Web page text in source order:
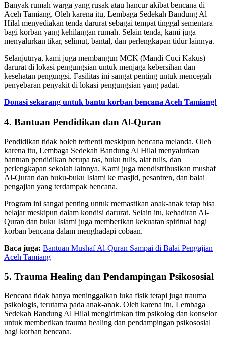
Banyak rumah warga yang rusak atau hancur akibat bencana di
Aceh Tamiang. Oleh karena itu, Lembaga Sedekah Bandung Al
Hilal menyediakan tenda darurat sebagai tempat tinggal sementara
bagi korban yang kehilangan rumah. Selain tenda, kami juga
menyalurkan tikar, selimut, bantal, dan perlengkapan tidur lainnya.
Selanjutnya, kami juga membangun MCK (Mandi Cuci Kakus)
darurat di lokasi pengungsian untuk menjaga kebersihan dan
kesehatan pengungsi. Fasilitas ini sangat penting untuk mencegah
penyebaran penyakit di lokasi pengungsian yang padat.
Donasi sekarang untuk bantu korban bencana Aceh Tamiang!
4. Bantuan Pendidikan dan Al-Quran
Pendidikan tidak boleh terhenti meskipun bencana melanda. Oleh
karena itu, Lembaga Sedekah Bandung Al Hilal menyalurkan
bantuan pendidikan berupa tas, buku tulis, alat tulis, dan
perlengkapan sekolah lainnya. Kami juga mendistribusikan mushaf
Al-Quran dan buku-buku Islami ke masjid, pesantren, dan balai
pengajian yang terdampak bencana.
Program ini sangat penting untuk memastikan anak-anak tetap bisa
belajar meskipun dalam kondisi darurat. Selain itu, kehadiran Al-
Quran dan buku Islami juga memberikan kekuatan spiritual bagi
korban bencana dalam menghadapi cobaan.
Baca juga: Bantuan Mushaf Al-Quran Sampai di Balai Pengajian
Aceh Tamiang
5. Trauma Healing dan Pendampingan Psikososial
Bencana tidak hanya meninggalkan luka fisik tetapi juga trauma
psikologis, terutama pada anak-anak. Oleh karena itu, Lembaga
Sedekah Bandung Al Hilal mengirimkan tim psikolog dan konselor
untuk memberikan trauma healing dan pendampingan psikososial
bagi korban bencana.